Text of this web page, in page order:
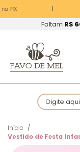
PIX
Faltam R$
Digite
Início
Vestido de Festa